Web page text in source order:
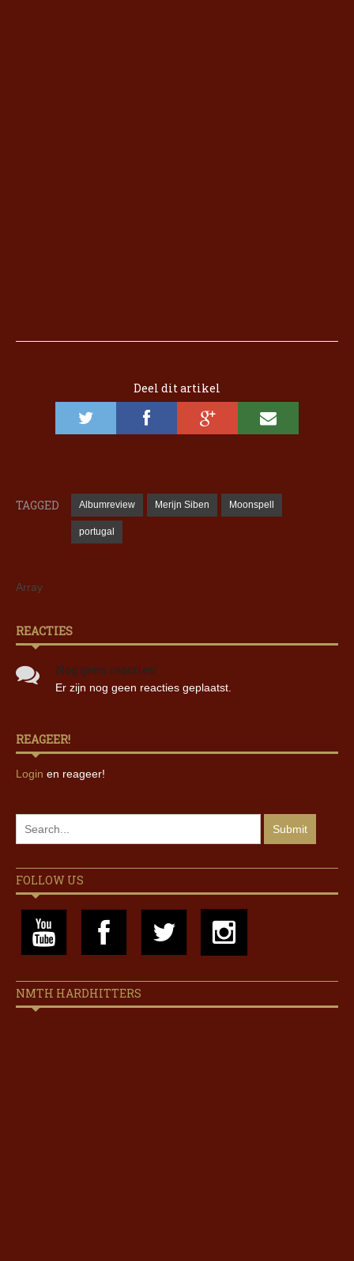
Deel dit artikel
TAGGED Albumreview Merijn Siben Moonspell
portugal
Array
REACTIES
Nog geen reacties!
Er zijn nog geen reacties geplaatst.
REAGEER!
Login en reageer!
FOLLOW US
NMTH HARDHITTERS